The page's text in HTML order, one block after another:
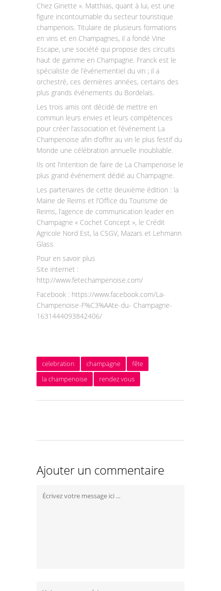
Chez Ginette ». Matthias, quant à lui, est une
figure incontournable du secteur touristique
champenois. Titulaire de plusieurs formations
en vins et en Champagnes, il a fondé Vine
Escape, une société qui propose des circuits
haut de gamme en Champagne. Franck est le
spécialiste de l’événementiel du vin ; il a
orchestré, ces dernières années, certains des
plus grands événements du Bordelais.
Les trois amis ont décidé de mettre en
commun leurs envies et leurs compétences
pour créer l’association et l’événement La
Champenoise afin d’offrir au vin le plus festif du
Monde une célébration annuelle inoubliable.
Ils ont l’intention de faire de La Champenoise le
plus grand événement dédié au Champagne.
Les partenaires de cette deuxième édition : la
Mairie de Reims et l’Office du Tourisme de
Reims, l’agence de communication leader en
Champagne « Cochet Concept », le Crédit
Agricole Nord Est, la CSGV, Mazars et Lehmann
Glass.
Pour en savoir plus
Site internet :
http://www.fetechampenoise.com/
Facebook : https://www.facebook.com/La-
Champenoise-F%C3%AAte-du- Champagne-
1631444093842406/
celebration champagne
fête
la champenoise
rendez vous
Ajouter un commentaire